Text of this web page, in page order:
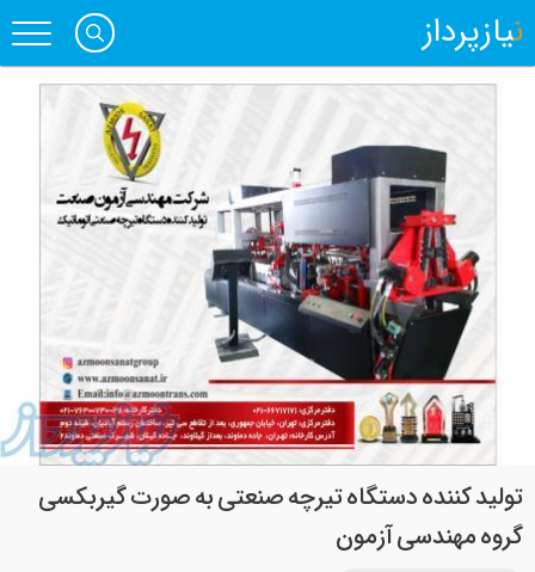
نیازپرداز
تولید کننده دستگاه تیرچه صنعتی به صورت گیربکسی
گروه مهندسی آزمون